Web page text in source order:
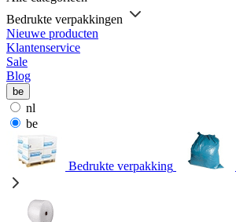
Bedrukte verpakkingen
Nieuwe producten
Klantenservice
Sale
Blog
be
nl
be
Bedrukte verpakking